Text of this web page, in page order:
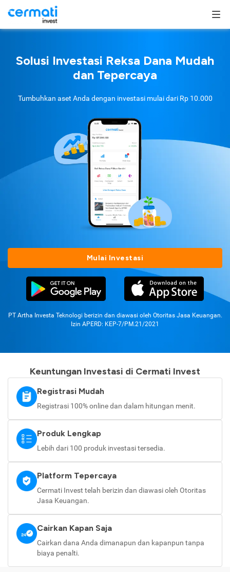
Solusi Investasi Reksa Dana Mudah
dan Tepercaya
Tumbuhkan aset Anda dengan investasi mulai dari Rp 10.000
Mulai Investasi
PT Artha Investa Teknologi berizin dan diawasi oleh Otoritas Jasa Keuangan.
Izin APERD: KEP-7/PM.21/2021
Keuntungan Investasi di Cermati Invest
Registrasi Mudah
Registrasi 100% online dan dalam hitungan menit.
Produk Lengkap
Lebih dari 100 produk investasi tersedia.
Platform Tepercaya
Cermati Invest telah berizin dan diawasi oleh Otoritas
Jasa Keuangan.
Cairkan Kapan Saja
Cairkan dana Anda dimanapun dan kapanpun tanpa
biaya penalti.